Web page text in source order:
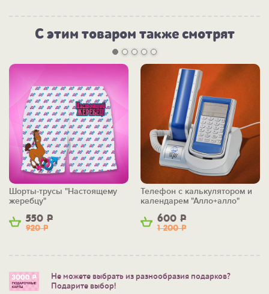
С этим товаром также смотрят
550 Р
920Р
Шорты-трусы "Настоящему
жеребцу"
600 Р
1 200Р
Телефон с калькулятором и
календарем "Алло+алло"
Не можете выбрать из разнообразия подарков?
Подарите выбор!